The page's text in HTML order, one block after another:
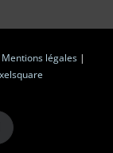
Mentions légales |